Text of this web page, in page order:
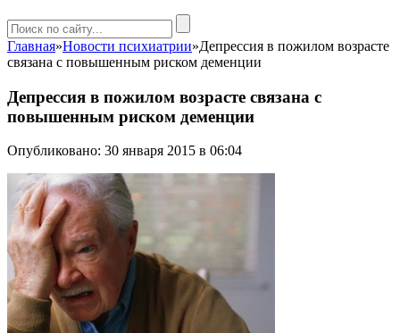
Главная»Новости психиатрии»Депрессия в пожилом возрасте
связана с повышенным риском деменции
Депрессия в пожилом возрасте связана с
повышенным риском деменции
Опубликовано: 30 января 2015 в 06:04